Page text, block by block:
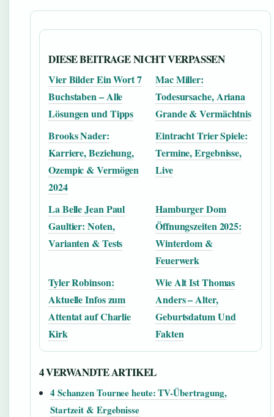
DIESE BEITRAGE NICHT VERPASSEN
Vier Bilder Ein Wort 7
Buchstaben – Alle
Lösungen und Tipps
Mac Miller:
Todesursache, Ariana
Grande & Vermächtnis
Brooks Nader:
Karriere, Beziehung,
Ozempic & Vermögen
2024
Eintracht Trier Spiele:
Termine, Ergebnisse,
Live
La Belle Jean Paul
Gaultier: Noten,
Varianten & Tests
Hamburger Dom
Öffnungszeiten 2025:
Winterdom &
Feuerwerk
Tyler Robinson:
Aktuelle Infos zum
Attentat auf Charlie
Kirk
Wie Alt Ist Thomas
Anders – Alter,
Geburtsdatum Und
Fakten
4 VERWANDTE ARTIKEL
4 Schanzen Tournee heute: TV-Übertragung,
Startzeit & Ergebnisse